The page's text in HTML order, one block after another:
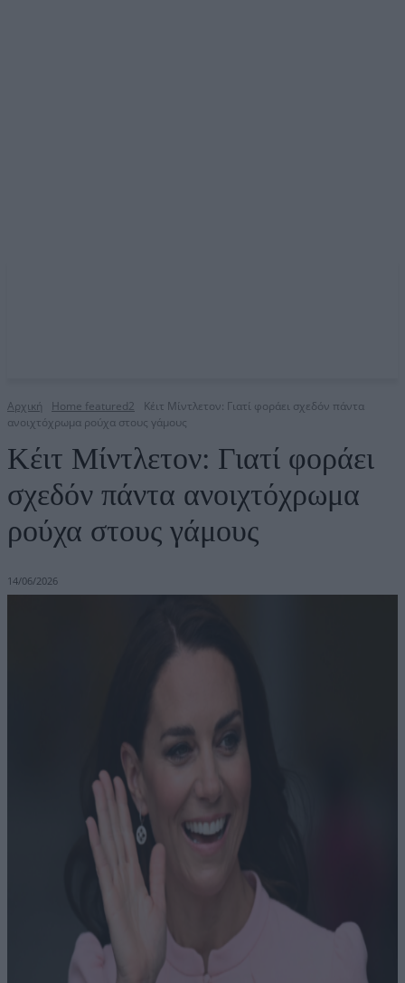
Αρχική Home featured2
Κέιτ Μίντλετον: Γιατί φοράει σχεδόν πάντα
ανοιχτόχρωμα ρούχα στους γάμους
Κέιτ Μίντλετον: Γιατί φοράει
σχεδόν πάντα ανοιχτόχρωμα
ρούχα στους γάμους
14/06/2026